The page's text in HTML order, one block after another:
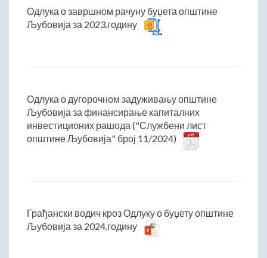
Одлука о завршном рачуну буџета општине
Љубовија за 2023.годину
Одлука о дугорочном задуживању општине
Љубовија за финансирање капиталних
инвестиционих рашода ("Службени лист
општине Љубовија" број 11/2024)
Грађански водич кроз Одлуку о буџету општине
Љубовија за 2024.годину